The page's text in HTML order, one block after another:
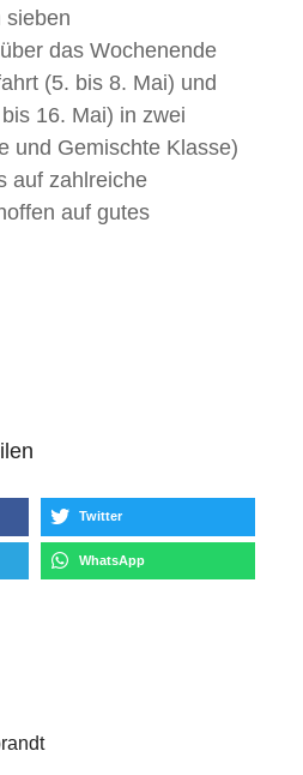
sieben
das Wochenende
(5. bis 8. Mai) und
16. Mai) in zwei
und Gemischte Klasse)
auf zahlreiche
auf gutes
Twitter
WhatsApp